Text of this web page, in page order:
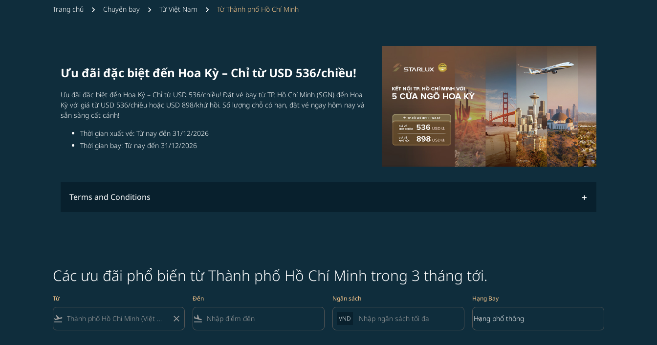
Trang chủ Chuyến bay Từ Việt Nam Từ Thành phố Hồ Chí Minh
Ưu đãi đặc biệt đến Hoa Kỳ – Chỉ từ USD 536/chiều!​
​Ưu đãi đặc biệt đến Hoa Kỳ – Chỉ từ USD 536/chiều!​ Đặt vé bay từ TP. Hồ Chí Minh (SGN) đến Hoa
Kỳ với giá từ USD 536/chiều hoặc USD 898/khứ hồi. Số lượng chỗ có hạn, đặt vé ngay hôm nay và
sẵn sàng cất cánh!
Thời gian xuất vé: Từ nay đến 31/12/2026​
Thời gian bay: Từ nay đến 31/12/2026​
Terms and Conditions
Các ưu đãi phổ biến từ Thành phố Hồ Chí Minh trong 3 tháng tới.
Từ
flight_takeoff close
Đến
flight_land
Ngân sách
VND
Hạng Bay
Hạng Bay option Hạng phổ thông Selected
Hạng phổ thông
keyboard_arrow_down